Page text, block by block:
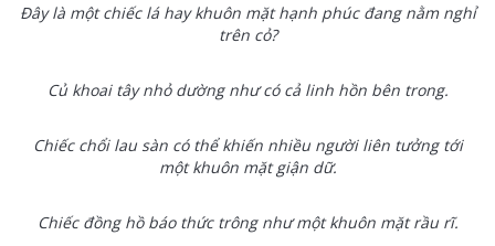
Đây là một chiếc lá hay khuôn mặt hạnh phúc đang nằm nghỉ
trên cỏ?
Củ khoai tây nhỏ dường như có cả linh hồn bên trong.
Chiếc chổi lau sàn có thể khiến nhiều người liên tưởng tới
một khuôn mặt giận dữ.
Chiếc đồng hồ báo thức trông như một khuôn mặt rầu rĩ.